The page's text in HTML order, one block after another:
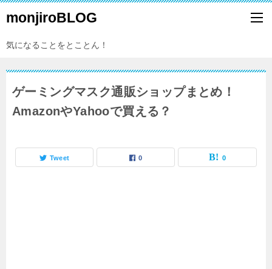
monjiroBLOG
気になることをとことん！
ゲーミングマスク通販ショップまとめ！
AmazonやYahooで買える？
Tweet 0 0